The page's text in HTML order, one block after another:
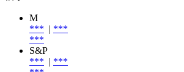
M
*** | ***
***
S&P
*** | ***